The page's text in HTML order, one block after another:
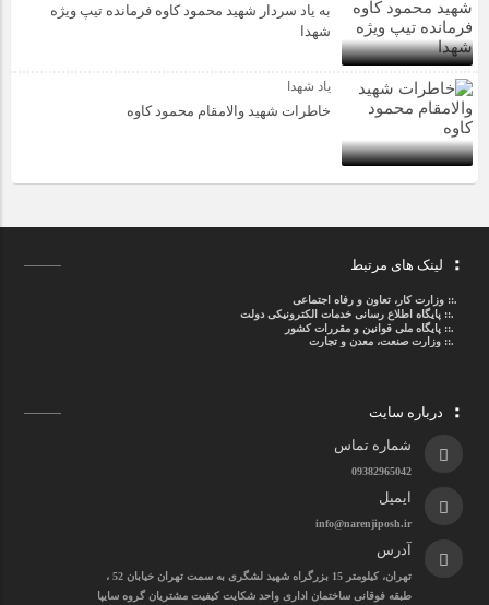
به یاد سردار شهید محمود کاوه فرمانده تیپ ویژه
شهدا
یاد شهدا
خاطرات شهید والامقام محمود کاوه‌
لینک های مرتبط
.::وزارت کار، تعاون و رفاه اجتماعی
.::پایگاه اطلاع رسانی خدمات الکترونیکی دولت
.::پایگاه ملی قوانین و مقررات کشور
.:: وزارت صنعت، معدن و تجارت
درباره سایت
شماره تماس
09382965042
ایمیل
info@narenjiposh.ir
آدرس
تهران، کیلومتر 15 بزرگراه شهید لشگری به سمت تهران خیابان 52 ،
طبقه فوقانی ساختمان اداری واحد شکایت کیفیت مشتریان گروه سایپا